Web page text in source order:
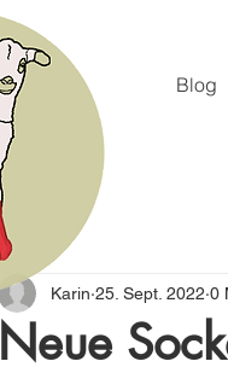
Blog
Neue
Karin 25. Sept. 2022 0